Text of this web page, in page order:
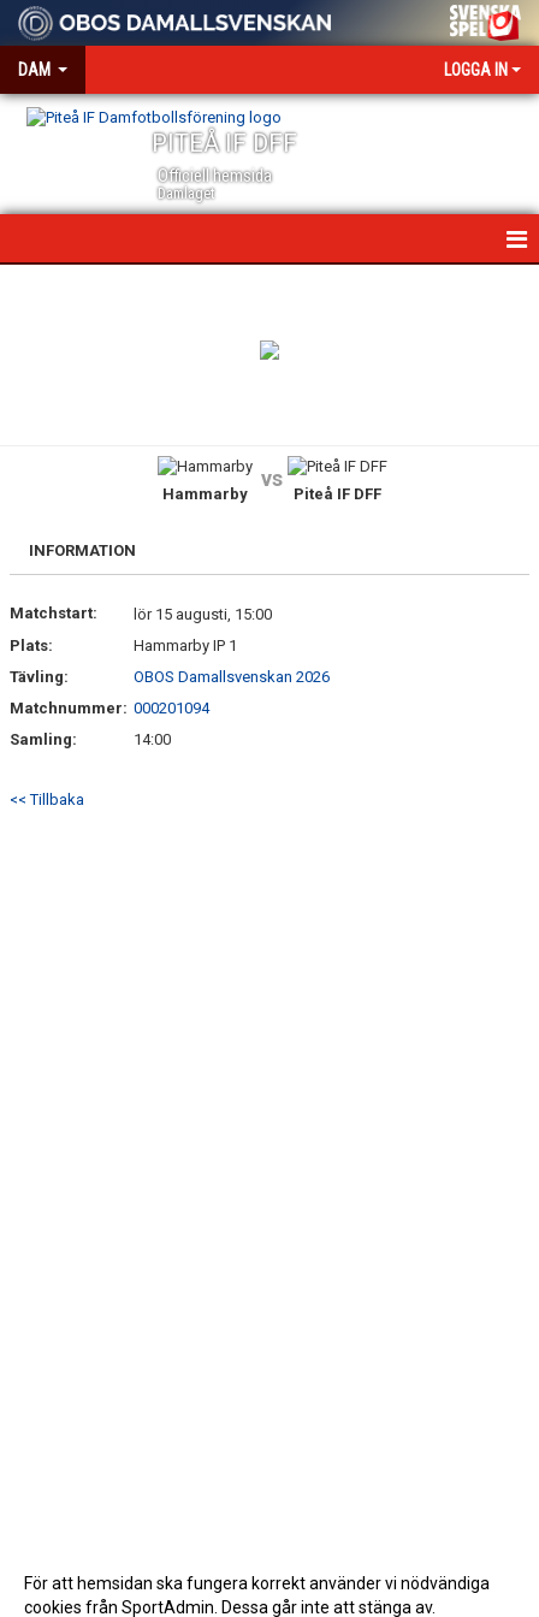
DAM LOGGA IN
PITEÅ IF DFF
Officiell hemsida
Damlaget
MATCHER
Hammarby
vs
Piteå IF DFF
INFORMATION
Matchstart:
lör 15 augusti, 15:00
Plats:
Hammarby IP 1
Tävling:
OBOS Damallsvenskan 2026
Matchnummer: 000201094
Samling:
14:00
<< Tillbaka
För att hemsidan ska fungera korrekt använder vi nödvändiga
cookies från SportAdmin. Dessa går inte att stänga av.